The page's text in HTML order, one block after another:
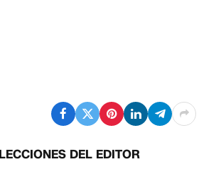
DEL EDITOR